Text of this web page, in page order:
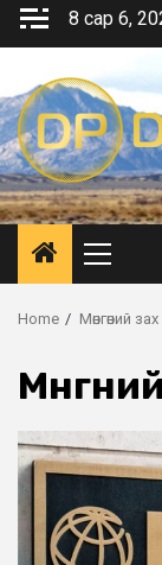
Skip
8 сар 6,
Menu
Home Мөнгөний